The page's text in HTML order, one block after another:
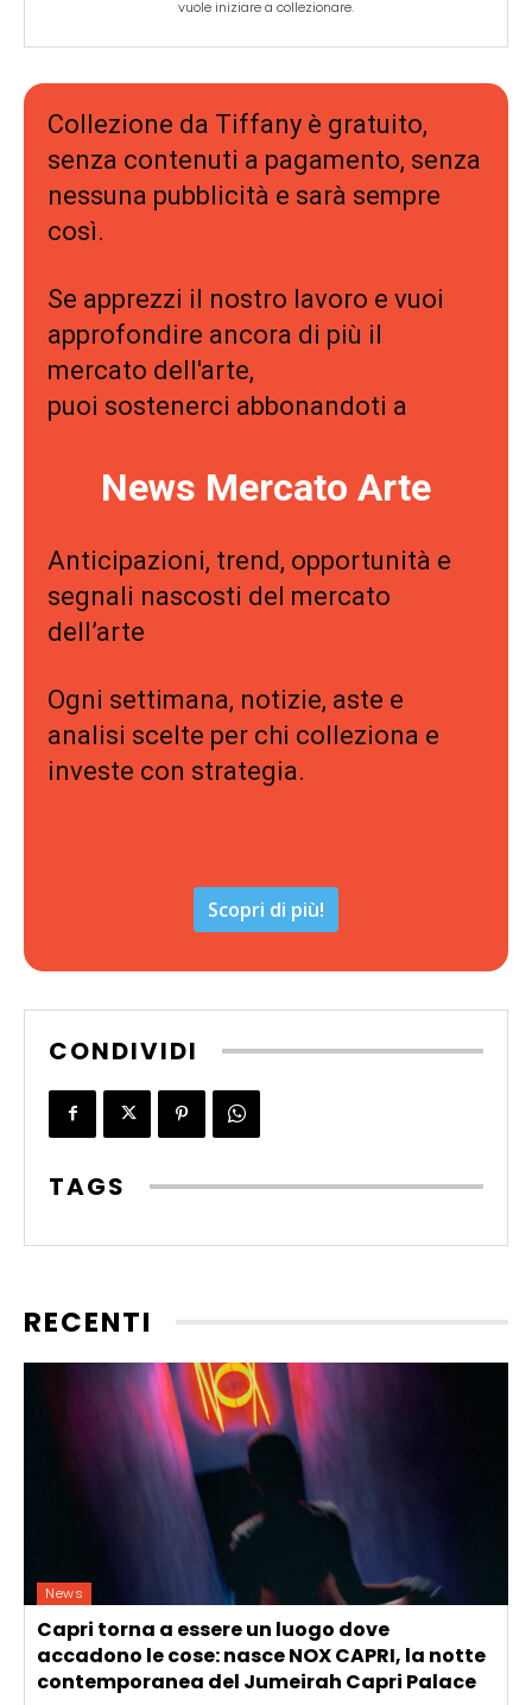
vuole iniziare a collezionare.
Collezione da Tiffany è gratuito,
senza contenuti a pagamento, senza
nessuna pubblicità e sarà sempre
così.
Se apprezzi il nostro lavoro e vuoi
approfondire ancora di più il
mercato dell'arte,
puoi sostenerci abbonandoti a
News Mercato Arte
Anticipazioni, trend, opportunità e
segnali nascosti del mercato
dell’arte
Ogni settimana, notizie, aste e
analisi scelte per chi colleziona e
investe con strategia.
Scopri di più!
CONDIVIDI
TAGS
RECENTI
News
Capri torna a essere un luogo dove
accadono le cose: nasce NOX CAPRI, la notte
contemporanea del Jumeirah Capri Palace